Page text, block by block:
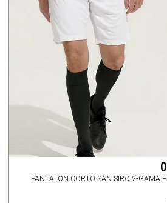
PANTALON CORTO SAN SIRO 2-GAMA